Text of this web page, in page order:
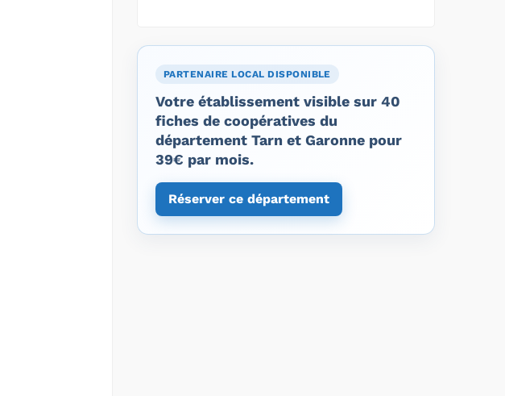
PARTENAIRE LOCAL DISPONIBLE
Votre établissement visible sur 40
fiches de coopératives du
département Tarn et Garonne pour
39€ par mois.
Réserver ce département